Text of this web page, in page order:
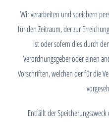
Wir verarbeiten und speichern
für den Zeitraum, der zur
ist oder sofern dies durch
Verordnungsgeber oder einen
Vorschriften, welchen der für die
Entfällt der